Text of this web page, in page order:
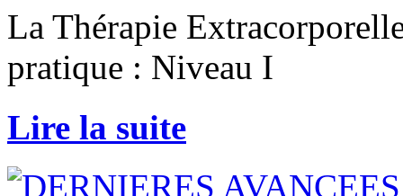
La Thérapie
pratique : Niveau I
Lire la suite